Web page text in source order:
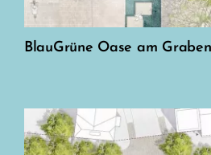
BlauGrüne Oase am